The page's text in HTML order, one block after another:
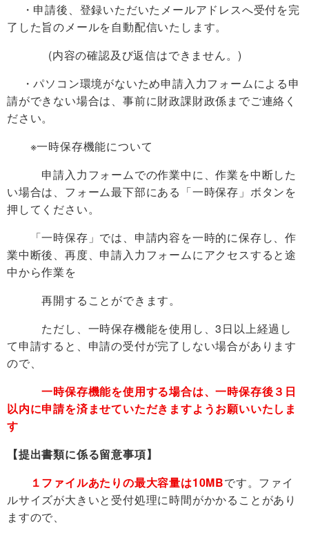
・申請後、登録いただいたメールアドレスへ受付を完
了した旨のメールを自動配信いたします。
(内容の確認及び返信はできません。)
・パソコン環境がないため申請入力フォームによる申
請ができない場合は、事前に財政課財政係までご連絡く
ださい。
※一時保存機能について
申請入力フォームでの作業中に、作業を中断した
い場合は、フォーム最下部にある「一時保存」ボタンを
押してください。
「一時保存」では、申請内容を一時的に保存し、作
業中断後、再度、申請入力フォームにアクセスすると途
中から作業を
再開することができます。
ただし、一時保存機能を使用し、3日以上経過し
て申請すると、申請の受付が完了しない場合があります
ので、
一時保存機能を使用する場合は、一時保存後３日
以内に申請を済ませていただきますようお願いいたしま
す
【提出書類に係る留意事項】
１ファイルあたりの最大容量は10MBです。ファイ
ルサイズが大きいと受付処理に時間がかかることがあり
ますので、